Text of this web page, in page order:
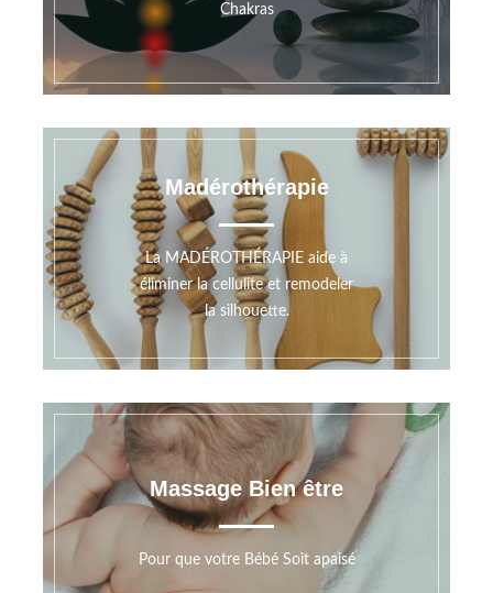
Chakras
Madérothérapie
La MADÉROTHÉRAPIE aide à
éliminer la cellulite et remodeler
la silhouette.
Massage Bien être
Pour que votre Bébé Soit apaisé